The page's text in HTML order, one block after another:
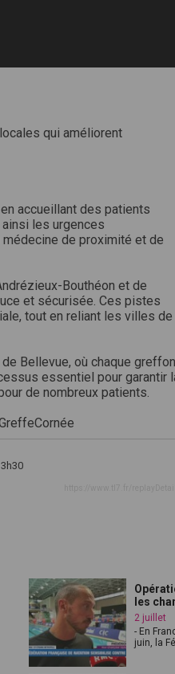
qui améliorent
accueillant des patients
les urgences
de proximité et de
Bouthéon et de
et sécurisée. Ces pistes
tout en reliant les villes de
Bellevue, où chaque greffon
essentiel pour garantir
de nombreux patients.
les
2 juillet
- En
juin, la